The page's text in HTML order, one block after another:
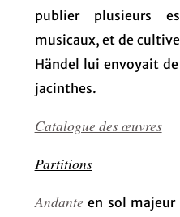
publier plusieurs
musicaux, et de
Händel lui envoyait
jacinthes.
Catalogue des œuvres
Partitions
Andante en sol majeur